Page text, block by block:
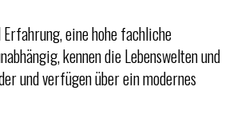
Erfahrung, eine hohe fachliche
kennen die Lebenswelten und
und verfügen über ein modernes